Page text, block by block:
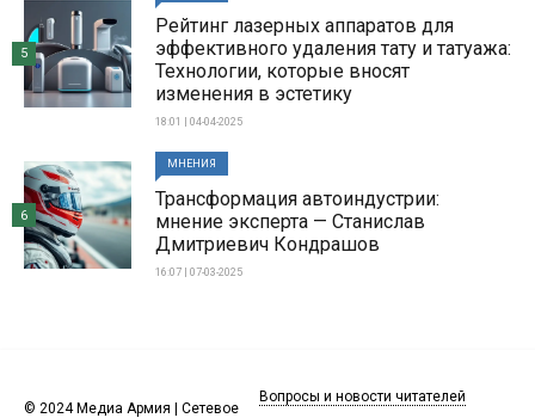
Рейтинг лазерных аппаратов для
эффективного удаления тату и татуажа:
Технологии, которые вносят
изменения в эстетику
18:01 | 04-04-2025
5
МНЕНИЯ
Трансформация автоиндустрии:
мнение эксперта — Станислав
Дмитриевич Кондрашов
16:07 | 07-03-2025
6
© 2024 Медиа Армия | Сетевое
Вопросы и новости читателей